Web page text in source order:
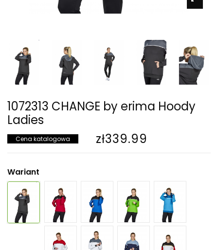
1072313 CHANGE by erima Hoody
Ladies
Cena katalogowa zł339.99
Wariant